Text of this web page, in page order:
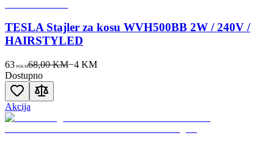
TESLA Stajler za kosu WVH500BB 2W / 240V /
HAIRSTYLED
63 90KM68,00 KM−4KM
Dostupno
Akcija